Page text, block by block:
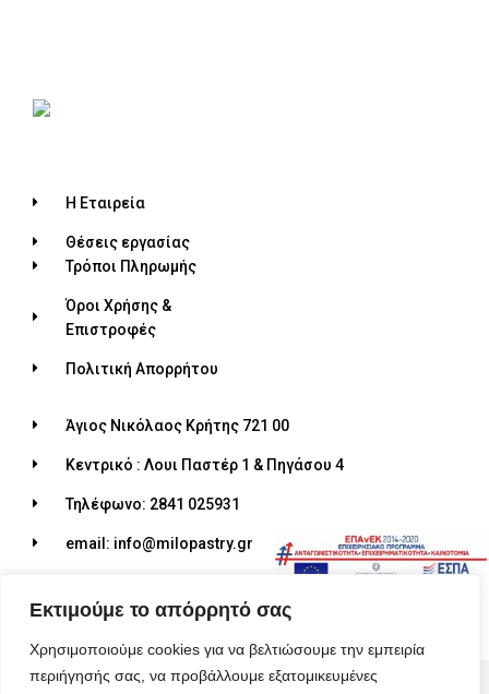
Εκτιμούμε το απόρρητό σας
Χρησιμοποιούμε cookies για να βελτιώσουμε την εμπειρία
περιήγησής σας, να προβάλλουμε εξατομικευμένες
Η Εταιρεία
Θέσεις εργασίας
Τρόποι Πληρωμής
Όροι Χρήσης &
Επιστροφές
Πολιτική Απορρήτου
Άγιος Νικόλαος Κρήτης 721 00
Κεντρικό : Λουι Παστέρ 1 & Πηγάσου 4
Τηλέφωνο: 2841 025931
email: info@milopastry.gr
© 2026 ALL RIGHTS RESERVED​